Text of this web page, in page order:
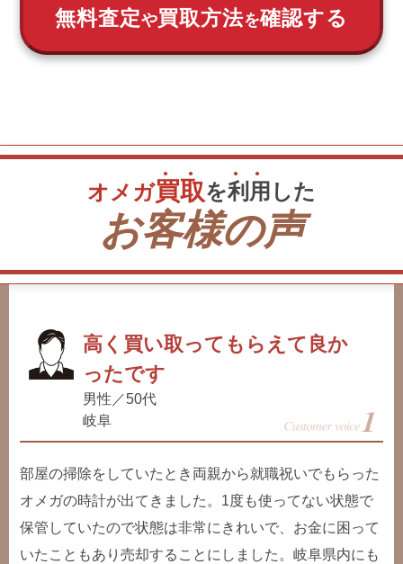
無料査定や買取方法を確認する
オメガ買取を利 用 した
お客様の声
高く買い取ってもらえて良か
ったです
男性／50代
岐阜
部屋の掃除をしていたとき両親から就職祝いでもらった
オメガの時計が出てきました。1度も使ってない状態で
保管していたので状態は非常にきれいで、お金に困って
いたこともあり売却することにしました。岐阜県内にも